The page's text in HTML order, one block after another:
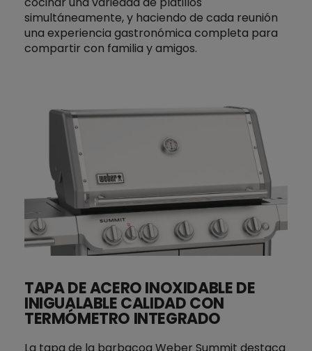
simultáneamente, y haciendo de cada reunión
una experiencia gastronómica completa para
compartir con familia y amigos.
TAPA DE ACERO INOXIDABLE DE
INIGUALABLE CALIDAD CON
TERMÓMETRO INTEGRADO
La tapa de la barbacoa Weber Summit destaca